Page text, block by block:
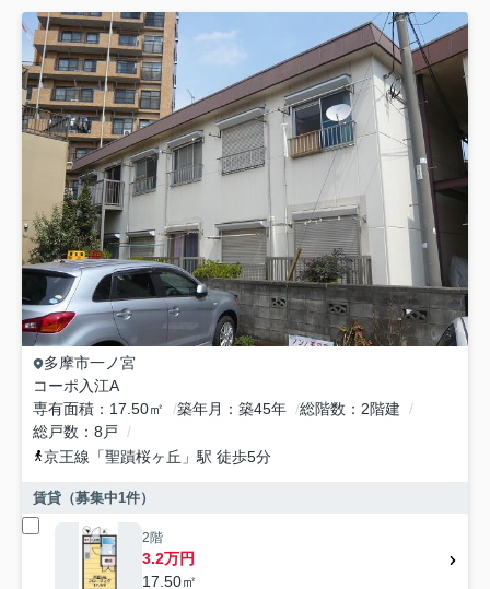
多摩市一ノ宮
コーポ入江A
専有面積
17.50㎡ 築年月 築45年 総階数
2階建
総戸数
8戸
京王線 「聖蹟桜ヶ丘 」駅 徒歩5分
賃貸（募集中1件）
2階
3.2万円
17.50㎡